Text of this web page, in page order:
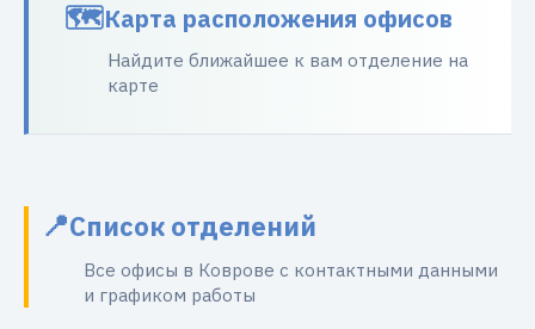
Карта расположения офисов
Найдите ближайшее к вам отделение на
карте
Список отделений
Все офисы в Коврове с контактными данными
и графиком работы